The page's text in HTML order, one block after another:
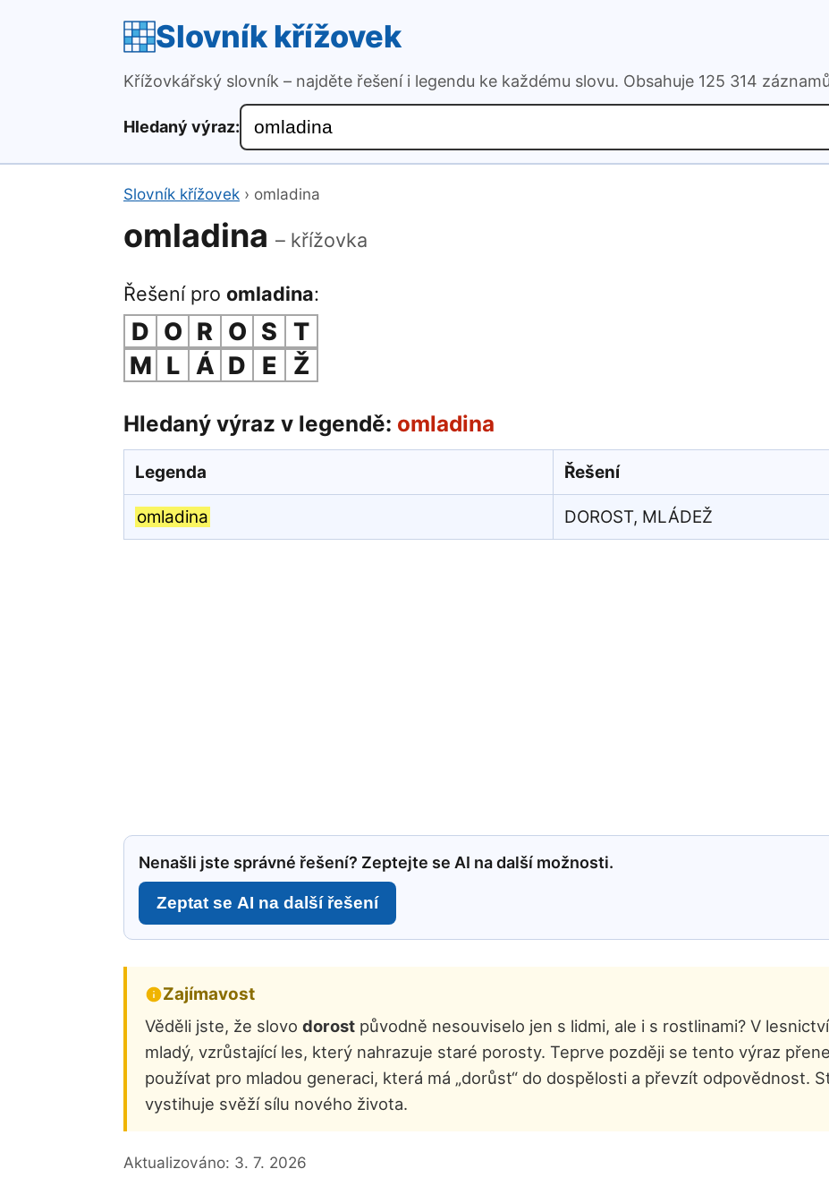
Slovník křížovek
Křížovkářský slovník – najděte řešení i legendu ke každému slovu. Obsahuje 125 314
Hledaný výraz:
Slovník křížovek › omladina
omladina – křížovka
Řešení pro omladina:
D O R O S T
M L Á D E Ž
Hledaný výraz v legendě: omladina
Legenda Řešení
omladina DOROST, MLÁDEŽ
Nenašli jste správné řešení? Zeptejte se AI na další možnosti.
Zeptat se AI na další řešení
Zajímavost
Věděli jste, že slovo dorost původně nesouviselo jen s lidmi, ale i s rostlinami? V
mladý, vzrůstající les, který nahrazuje staré porosty. Teprve později se tento výraz
používat pro mladou generaci, která má „dorůst“ do dospělosti a převzít odpovědnost.
vystihuje svěží sílu nového života.
Aktualizováno: 3. 7. 2026